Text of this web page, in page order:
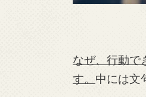
なぜ、行動で
す。 中には文